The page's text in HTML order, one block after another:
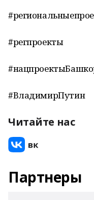
#регпроекты
#ВладимирПутин
Читайте нас
Партнеры